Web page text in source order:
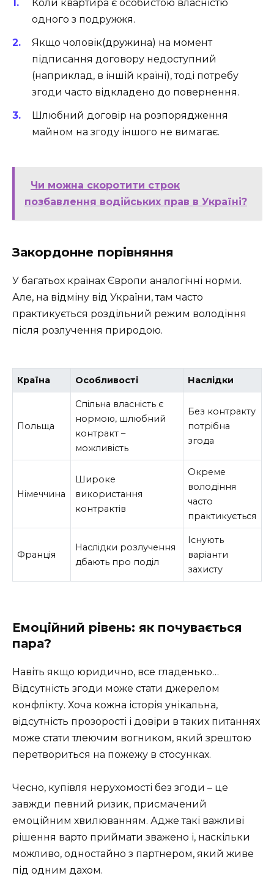
Коли квартира є особистою власністю
одного з подружжя.
Якщо чоловік(дружина) на момент
підписання договору недоступний
(наприклад, в іншій країні), тоді потребу
згоди часто відкладено до повернення.
Шлюбний договір на розпорядження
майном на згоду іншого не вимагає.
Чи можна скоротити строк
позбавлення водійських прав в Україні?
Закордонне порівняння
У багатьох країнах Європи аналогічні норми.
Але, на відміну від України, там часто
практикується роздільний режим володіння
після розлучення природою.
Країна Особливості Наслідки
Польща
Спільна власність є
нормою, шлюбний
контракт –
можливість
Без контракту
потрібна
згода
Німеччина
Широке
використання
контрактів
Окреме
володіння
часто
практикується
Франція
Наслідки розлучення
дбають про поділ
Існують
варіанти
захисту
Емоційний рівень: як почувається
пара?
Навіть якщо юридично, все гладенько…
Відсутність згоди може стати джерелом
конфлікту. Хоча кожна історія унікальна,
відсутність прозорості і довіри в таких питаннях
може стати тлеючим вогником, який зрештою
перетвориться на пожежу в стосунках.
Чесно, купівля нерухомості без згоди – це
завжди певний ризик, присмачений
емоційним хвилюванням. Адже такі важливі
рішення варто приймати зважено і, наскільки
можливо, одностайно з партнером, який живе
під одним дахом.